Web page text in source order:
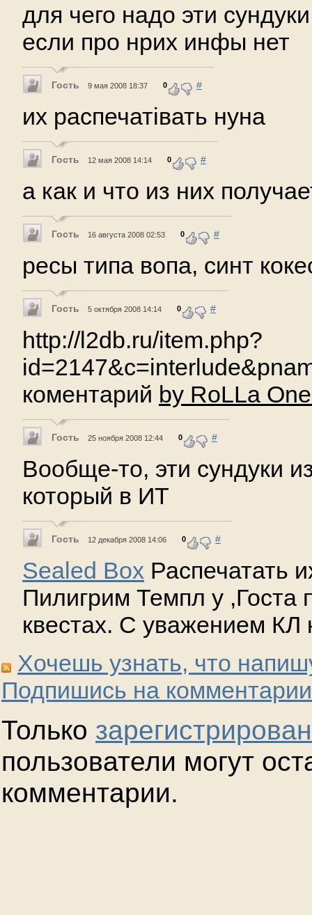
для чего надо эти
если про нрих инфы нет
Гость 9 мая 2008 18:37 0 #
их распечатівать нуна
Гость 12 мая 2008 14:14 0 #
а как и что из них
Гость 16 августа 2008 02:53 0 #
ресы типа вопа, синт
Гость 5 октября 2008 14:14 0 #
http://l2db.ru/item.php?
коментарий by RoLLa
Гость 25 ноября 2008 12:44 0 #
Вообще-то, эти сундуки
который в ИТ
Гость 12 декабря 2008 14:06 0 #
Sealed Box Распечатать
Пилигрим Темпл у ,Госта
квестах. С уважением
Хочешь узнать, что
Подпишись на
Только
пользователи могут
комментарии.